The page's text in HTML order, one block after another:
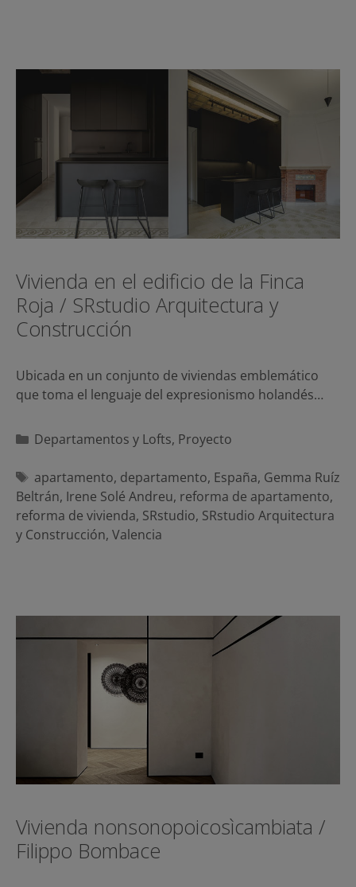
Vivienda en el edificio de la Finca
Roja / SRstudio Arquitectura y
Construcción
Ubicada en un conjunto de viviendas emblemático
que toma el lenguaje del expresionismo holandés…
Categorías
Departamentos y Lofts, Proyecto
Etiquetas
apartamento, departamento, España, Gemma Ruíz
Beltrán, Irene Solé Andreu, reforma de apartamento,
reforma de vivienda, SRstudio, SRstudio Arquitectura
y Construcción, Valencia
Vivienda nonsonopoicosìcambiata /
Filippo Bombace